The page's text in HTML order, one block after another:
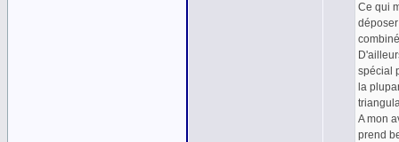
Ce qui
spécial
la
A mon
prend